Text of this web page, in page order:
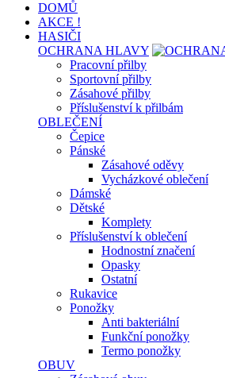
DOMŮ
AKCE !
HASIČI
OCHRANA HLAVY
Pracovní přilby
Sportovní přilby
Zásahové přilby
Příslušenství k přilbám
OBLEČENÍ
Čepice
Pánské
Zásahové oděvy
Vycházkové oblečení
Dámské
Dětské
Komplety
Příslušenství k oblečení
Hodnostní značení
Opasky
Ostatní
Rukavice
Ponožky
Anti bakteriální
Funkční ponožky
Termo ponožky
OBUV